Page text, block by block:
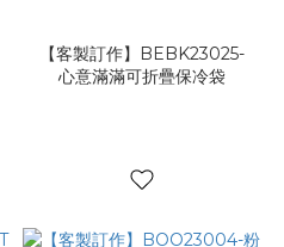
【客製訂作】BEBK23025-
心意滿滿可折疊保冷袋